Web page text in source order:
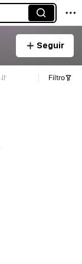
Seguir
Filtro